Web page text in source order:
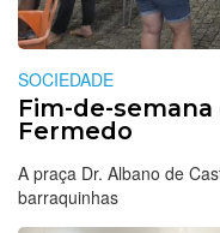
SOCIEDADE
Fim-de-
Fermedo
A praça Dr. Albano de
barraquinhas